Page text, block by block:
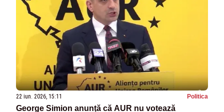
22 iun. 2026, 15:11 Politica
George Simion anunță că AUR nu votează